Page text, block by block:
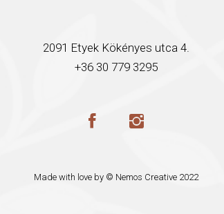
2091 Etyek Kökényes utca 4.
+36 30 779 3295
Made with love by © Nemos Creative 2022